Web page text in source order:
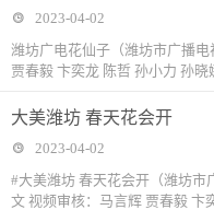
2023-04-02
潍坊广电花仙子（潍坊市广播
贾春毅 卞奕龙 陈哲 孙小力 孙晓
大美潍坊 春天花会开
2023-04-02
#大美潍坊 春天花会开（潍坊市
文 视频审核：马言辉 贾春毅 卞